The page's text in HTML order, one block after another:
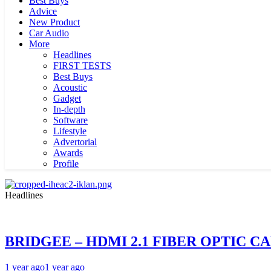
Advice
New Product
Car Audio
More
Headlines
FIRST TESTS
Best Buys
Acoustic
Gadget
In-depth
Software
Lifestyle
Advertorial
Awards
Profile
Headlines
BRIDGEE – HDMI 2.1 FIBER OPTIC
1 year ago1 year ago